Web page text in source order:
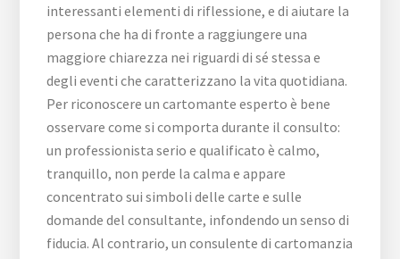
interessanti elementi di riflessione, e di aiutare la
persona che ha di fronte a raggiungere una
maggiore chiarezza nei riguardi di sé stessa e
degli eventi che caratterizzano la vita quotidiana.
Per riconoscere un cartomante esperto è bene
osservare come si comporta durante il consulto:
un professionista serio e qualificato è calmo,
tranquillo, non perde la calma e appare
concentrato sui simboli delle carte e sulle
domande del consultante, infondendo un senso di
fiducia. Al contrario, un consulente di cartomanzia